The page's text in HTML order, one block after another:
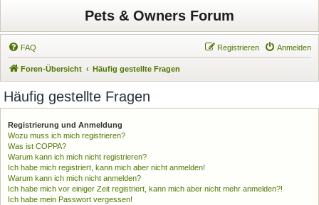
Pets & Owners Forum
FAQ Anmelden
Registrieren
Foren-Übersicht Häufig gestellte Fragen
Häufig gestellte Fragen
Registrierung und Anmeldung
Wozu muss ich mich registrieren?
Was ist COPPA?
Warum kann ich mich nicht registrieren?
Ich habe mich registriert, kann mich aber nicht anmelden!
Warum kann ich mich nicht anmelden?
Ich habe mich vor einiger Zeit registriert, kann mich aber nicht mehr anmelden?!
Ich habe mein Passwort vergessen!